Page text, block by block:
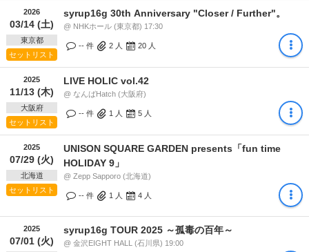
2026
03/14 (土)
東京都
セットリスト
syrup16g 30th Anniversary "Closer / Further"。
@ NHKホール (東京都) 17:30
-- 件 2 人 20 人
2025
11/13 (木)
大阪府
セットリスト
LIVE HOLIC vol.42
@ なんばHatch (大阪府)
-- 件 1 人 5 人
2025
07/29 (火)
北海道
セットリスト
UNISON SQUARE GARDEN presents「fun time
HOLIDAY 9」
@ Zepp Sapporo (北海道)
-- 件 1 人 4 人
2025
07/01 (火)
syrup16g TOUR 2025 ～孤毒の百年～
@ 金沢EIGHT HALL (石川県) 19:00